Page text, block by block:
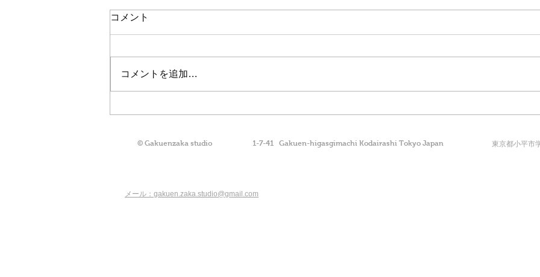
その１〜
コメント
コメントを追加…
© Gakuenzaka studio 東京都小平市
1-7-41 Gakuen-higasgimachi Kodairashi Tokyo Japan
メール：gakuen.zaka.studio@gmail.com